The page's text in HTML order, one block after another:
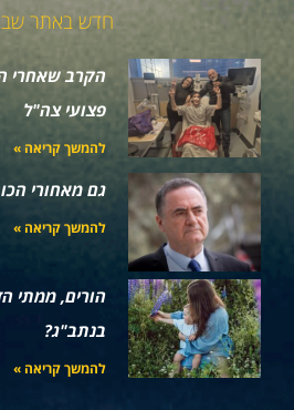
חדש באתר
הקרב שאחרי
פצועי צה"ל
להמשך קריאה »
גם מאחורי
להמשך קריאה »
הורים, ממתי
בנתב"ג?
להמשך קריאה »